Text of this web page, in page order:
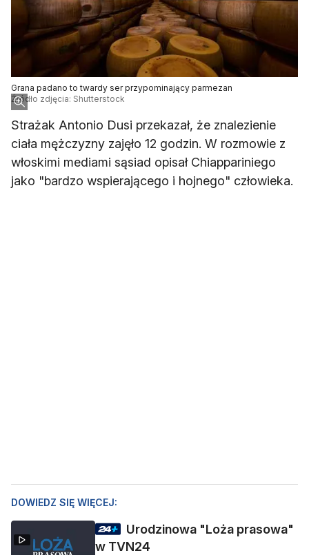
Grana padano to twardy ser przypominający parmezan
Źródło zdjęcia: Shutterstock
Strażak Antonio Dusi przekazał, że znalezienie
ciała mężczyzny zajęło 12 godzin. W rozmowie z
włoskimi mediami sąsiad opisał Chiappariniego
jako "bardzo wspierającego i hojnego" człowieka.
DOWIEDZ SIĘ WIĘCEJ:
Urodzinowa "Loża prasowa"
w TVN24